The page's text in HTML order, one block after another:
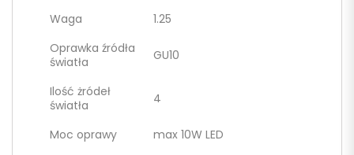
Waga
1.25
Oprawka źródła
światła
GU10
Ilość żródeł
światła
4
Moc oprawy
max 10W LED